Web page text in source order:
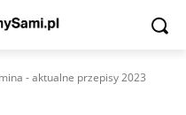
- aktualne przepisy 2023